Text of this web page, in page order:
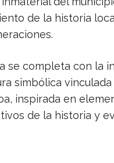
de la historia
se completa con la
simbólica
inspirada en
de la historia y